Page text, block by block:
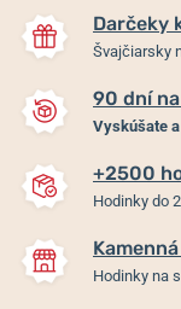
Vostok Europe
Chrono Line 6S30-
Darčeky
Švajčiarsky
90 dní
Vyskúšate
+2500
Hodinky do
Hodinky na